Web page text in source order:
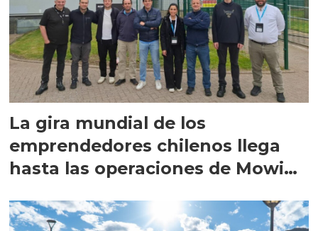
La gira mundial de los
emprendedores chilenos llega
hasta las operaciones de Mowi